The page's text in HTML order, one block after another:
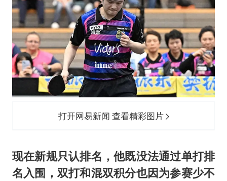
打开网易新闻 查看精彩图片
现在新规只认排名，他既没法通过单打排
名入围，双打和混双积分也因为参赛少不